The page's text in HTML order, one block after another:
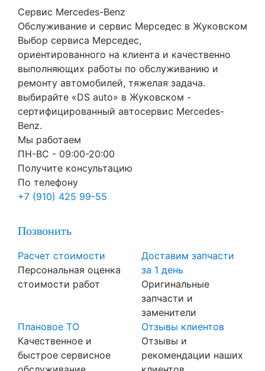
Сервис Mercedes-Benz
Обслуживание и сервис Мерседес в Жуковском
Выбор сервиса Мерседес,
ориентированного на клиента и качественно
выполняющих работы по обслуживанию и
ремонту автомобилей, тяжелая задача.
выбирайте «DS auto» в Жуковском -
сертифицированный автосервис Mercedes-
Benz.
Мы работаем
ПН-ВC - 09:00-20:00
Получите консультацию
По телефону
+7 (910) 425 99-55
Позвонить
Расчет стоимости
Персональная оценка
стоимости работ
Доставим запчасти
за 1 день
Оригинальные
запчасти и
заменители
Плановое ТО
Качественное и
быстрое сервисное
Отзывы клиентов
Отзывы и
рекомендации наших